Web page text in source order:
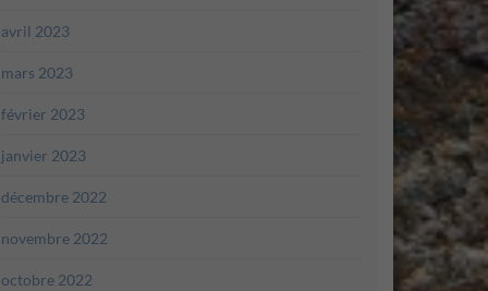
avril 2023
mars 2023
février 2023
janvier 2023
décembre 2022
novembre 2022
octobre 2022